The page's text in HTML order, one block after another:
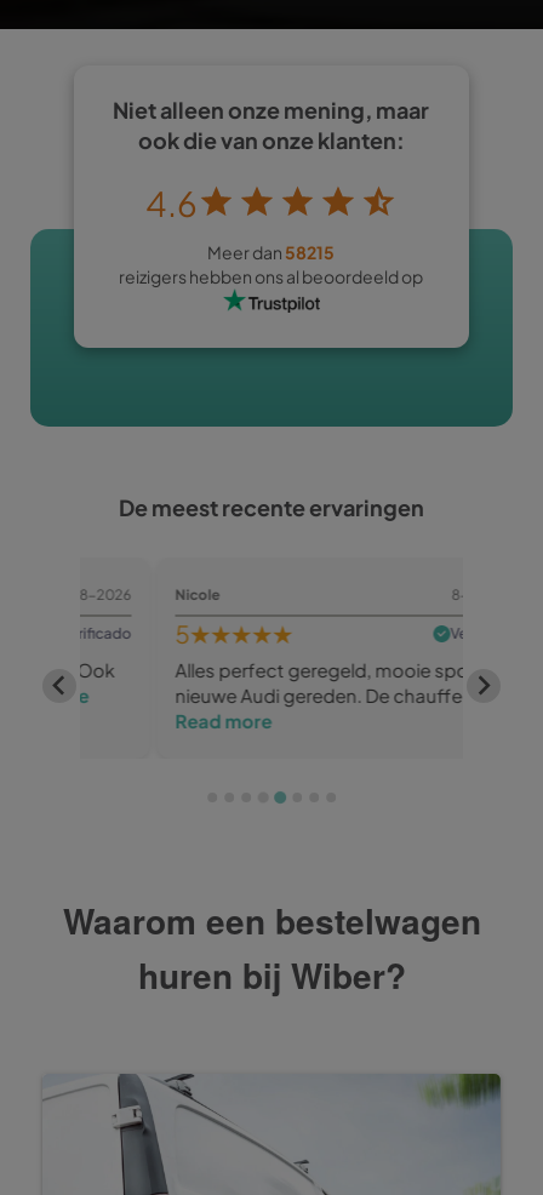
Niet alleen onze mening, maar
ook die van onze klanten:
4.6
Meer dan 58215
reizigers hebben ons al beoordeeld op
De meest recente ervaringen
Nicole
5★★★★★ Verificado
Alles perfect geregeld, mooie sportieve
nieuwe Audi gereden. De chauffeurs...
Read more
het
Waarom een bestelwagen
huren bij Wiber?